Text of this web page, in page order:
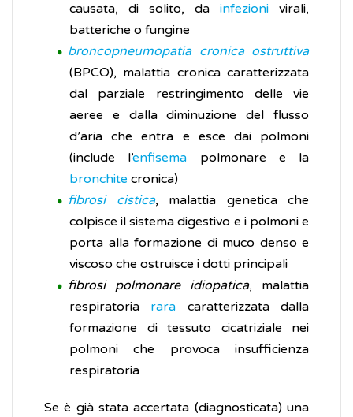
causata, di solito, da infezioni virali,
batteriche o fungine
broncopneumopatia cronica ostruttiva
(BPCO), malattia cronica caratterizzata
dal parziale restringimento delle vie
aeree e dalla diminuzione del flusso
d’aria che entra e esce dai polmoni
(include l’enfisema polmonare e la
bronchite cronica)
fibrosi cistica, malattia genetica che
colpisce il sistema digestivo e i polmoni e
porta alla formazione di muco denso e
viscoso che ostruisce i dotti principali
fibrosi polmonare idiopatica, malattia
respiratoria rara caratterizzata dalla
formazione di tessuto cicatriziale nei
polmoni che provoca insufficienza
respiratoria
Se è già stata accertata (diagnosticata) una